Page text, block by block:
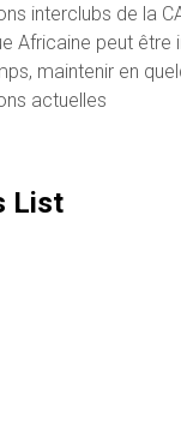
interclubs de la
Africaine peut être
maintenir en
actuelles
List